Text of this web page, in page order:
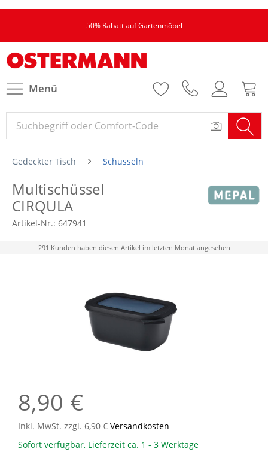
50% Rabatt auf Gartenmöbel
Menü
Gedeckter Tisch Schüsseln
Multischüssel
CIRQULA
Artikel-Nr.: 647941
291 Kunden haben diesen Artikel im letzten Monat angesehen
8,90 €
Inkl. MwSt. zzgl. 6,90 € Versandkosten
Sofort verfügbar, Lieferzeit ca. 1 - 3 Werktage